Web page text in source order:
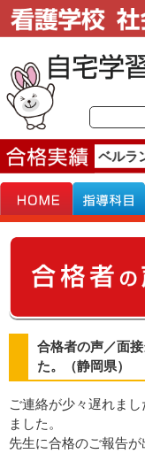
格実績です。 ベルラ
合格者の声／面
た。（静岡県）
ご連絡が少々遅れま
ました。
先生に合格のご報告が